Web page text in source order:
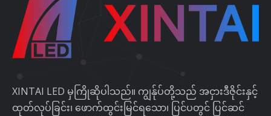
XINTAI LED မှကြိုဆိုပါသည်။ ကျွန်ုပ်တို့သည် အငှားဒီဇိုင်းနှင့်
ထုတ်လုပ်ခြင်း၊ ဖောက်ထွင်းမြင်ရသော၊ ပြင်ပတွင် ပြင်ဆင်